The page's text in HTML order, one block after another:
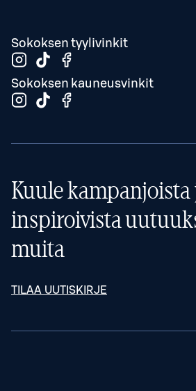
Sokoksen tyylivinkit
Sokoksen kauneusvinkit
Kuule kampanjoista
inspiroivista
muita
TILAA UUTISKIRJE